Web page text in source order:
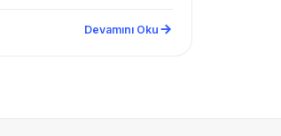
Devamını Oku